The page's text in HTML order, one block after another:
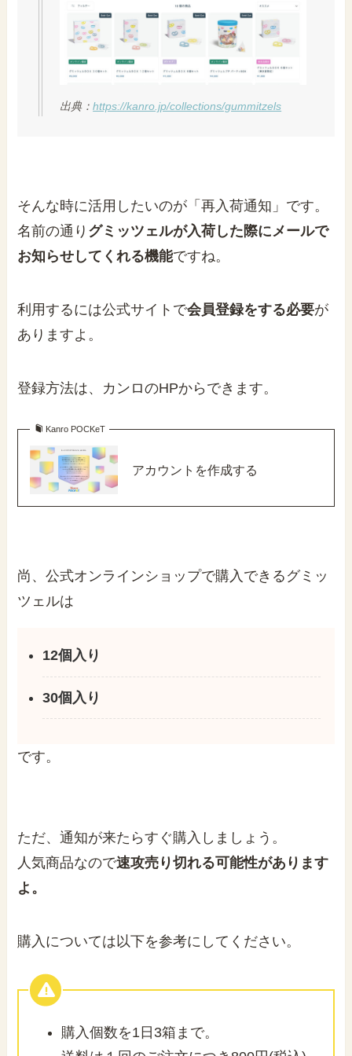
出典：https://kanro.jp/collections/gummitzels
そんな時に活用したいのが「再入荷通知」です。
名前の通り グミッツェルが入荷した際にメールで
お知らせしてくれる機能ですね。
利用するには公式サイトで会員登録をする必要が
ありますよ。
登録方法は、カンロのHPからできます。
Kanro POCKeT
アカウントを作成する
尚、公式オンラインショップで購入できるグミッ
ツェルは
12個入り
30個入り
です。
ただ、通知が来たらすぐ購入しましょう。
人気商品なので速攻売り切れる可能性があります
よ。
購入については以下を参考にしてください。
購入個数を1日3箱まで。